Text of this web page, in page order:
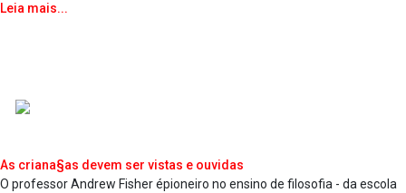
Leia mais...
As criana§as devem ser vistas e ouvidas
O professor Andrew Fisher épioneiro no ensino de filosofia - da escola